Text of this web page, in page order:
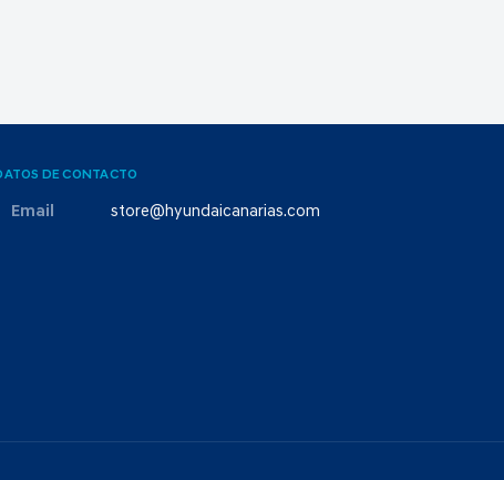
DE CONTACTO
Email store@hyundaicanarias.com